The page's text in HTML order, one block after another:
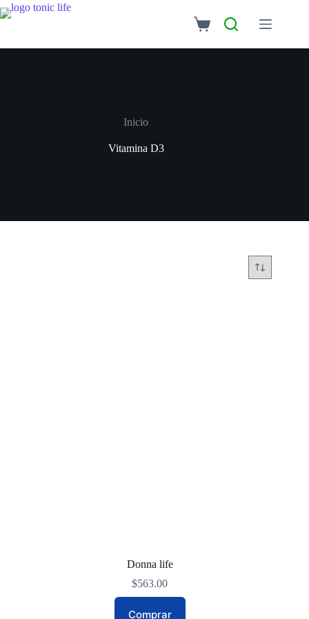
Inicio
Vitamina D3
Donna life
$563.00
Comprar